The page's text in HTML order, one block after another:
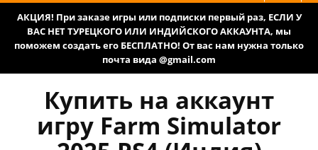
АКЦИЯ! При заказе игры или подписки первый раз, ЕСЛИ У
ВАС НЕТ ТУРЕЦКОГО ИЛИ ИНДИЙСКОГО АККАУНТА, мы
поможем создать его БЕСПЛАТНО! От вас нам нужна только
почта вида @gmail.com
Купить на аккаунт
игру Farm Simulator